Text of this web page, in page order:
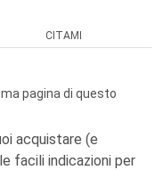
CITAMI
pagina di questo
acquistare (e
facili indicazioni per